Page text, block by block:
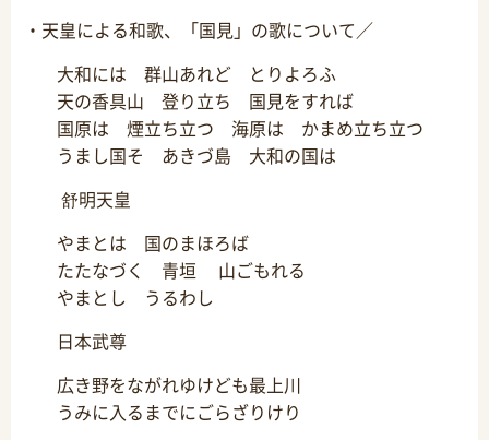
・天皇による和歌、「国見」の歌について／
大和には 群山あれど とりよろふ
天の香具山 登り立ち 国見をすれば
国原は 煙立ち立つ 海原は かまめ立ち立つ
うまし国そ あきづ島 大和の国は
舒明天皇
やまとは 国のまほろば
たたなづく 青垣 山ごもれる
やまとし うるわし
日本武尊
広き野をながれゆけども最上川
うみに入るまでにごらざりけり